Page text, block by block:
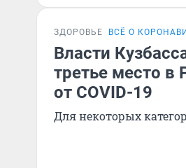
ЗДОРОВЬЕ ВСЁ О
Власти
третье место в
от COVID-19
Для некоторых